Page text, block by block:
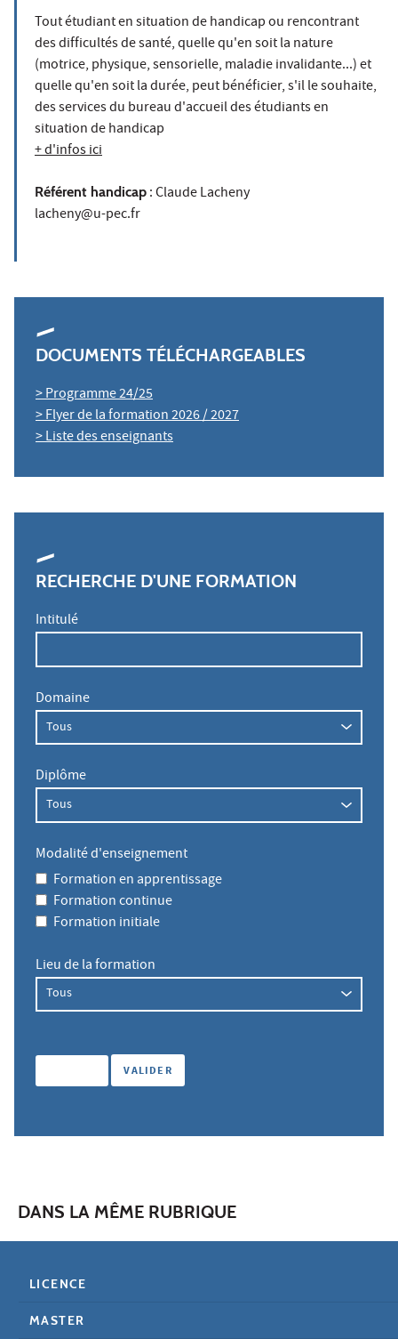
Tout étudiant en situation de handicap ou rencontrant
des difficultés de santé, quelle qu'en soit la nature
(motrice, physique, sensorielle, maladie invalidante...) et
quelle qu'en soit la durée, peut bénéficier, s'il le souhaite,
des services du bureau d'accueil des étudiants en
situation de handicap
+ d'infos ici
Référent handicap : Claude Lacheny
lacheny@u-pec.fr
DOCUMENTS TÉLÉCHARGEABLES
> Programme 24/25
> Flyer de la formation 2026 / 2027
> Liste des enseignants
RECHERCHE D'UNE FORMATION
Intitulé
Domaine
Diplôme
Modalité d'enseignement
Formation en apprentissage
Formation continue
Formation initiale
Lieu de la formation
DANS LA MÊME RUBRIQUE
LICENCE
MASTER